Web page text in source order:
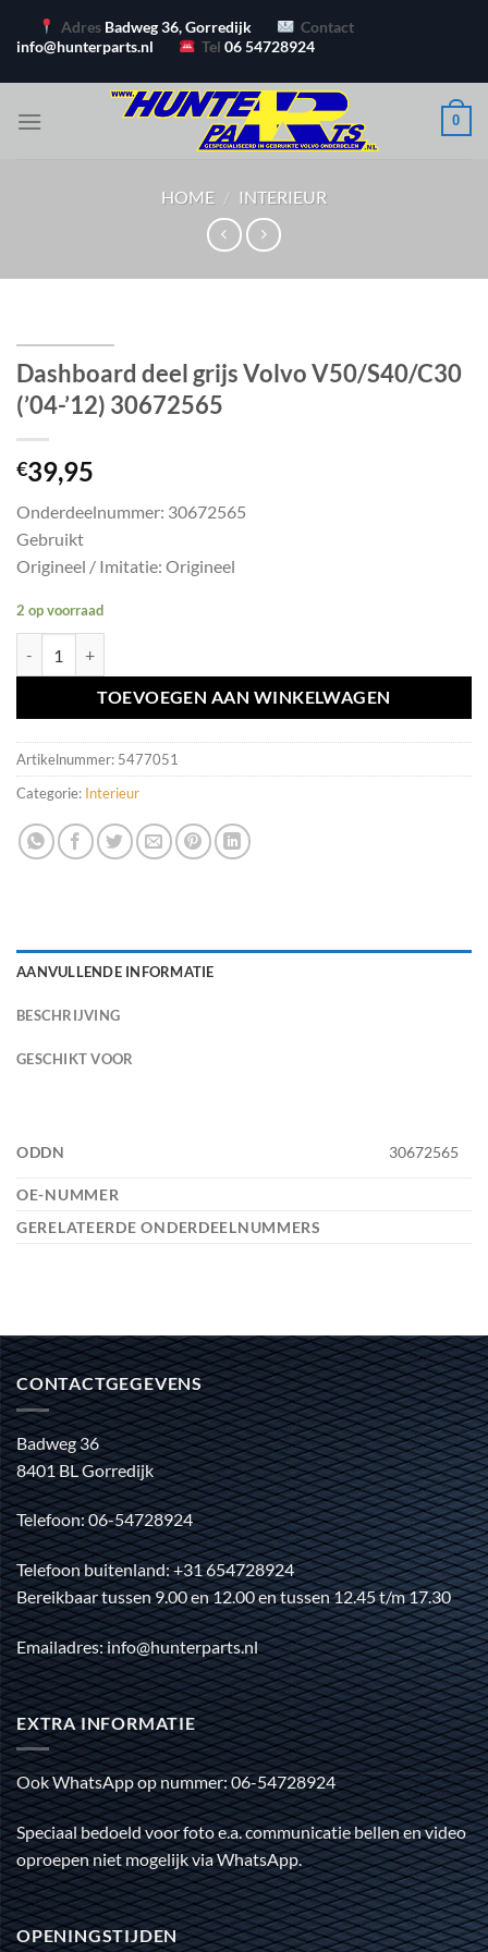
naar
Adres Badweg 36, Gorredijk
Contact
info@hunterparts.nl
Tel06 54728924
0
HOME / INTERIEUR
Dashboard deel grijs Volvo V50/S40/C30
(’04-’12) 30672565
€39,95
Onderdeelnummer: 30672565
Gebruikt
Origineel / Imitatie: Origineel
2 op voorraad
TOEVOEGEN AAN WINKELWAGEN
Artikelnummer: 5477051
Categorie: Interieur
AANVULLENDE INFORMATIE
BESCHRIJVING
GESCHIKT VOOR
ODDN 30672565
OE-NUMMER
GERELATEERDE ONDERDEELNUMMERS
CONTACTGEGEVENS
Badweg 36
8401 BL Gorredijk
Telefoon: 06-54728924
Telefoon buitenland: +31 654728924
Bereikbaar tussen 9.00 en 12.00 en tussen 12.45 t/m 17.30
Emailadres: info@hunterparts.nl
EXTRA INFORMATIE
Ook WhatsApp op nummer: 06-54728924
Speciaal bedoeld voor foto e.a. communicatie bellen en video
oproepen niet mogelijk via WhatsApp.
OPENINGSTIJDEN